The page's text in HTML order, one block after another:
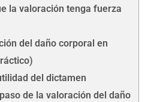
la valoración tenga fuerza
del daño corporal en
del dictamen
de la valoración del daño